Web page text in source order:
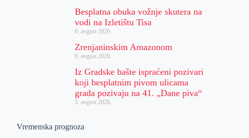
Besplatna obuka vožnje skutera na
vodi na Izletištu Tisa
6. avgust 2026.
Zrenjaninskim Amazonom
6. avgust 2026.
Iz Gradske bašte ispraćeni pozivari
koji besplatnim pivom ulicama
grada pozivaju na 41. „Dane piva“
5. avgust 2026.
Vremenska prognoza